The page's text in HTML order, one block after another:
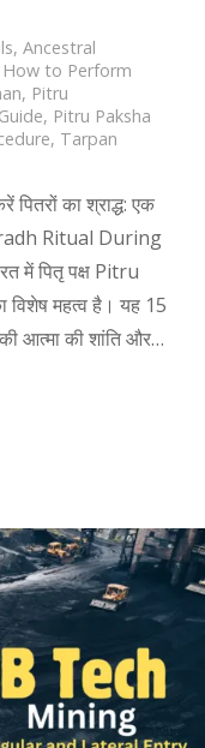
, Ancestral
How to Perform
, Pitru
, Pitru Paksha
, Tarpan
का श्राद्ध: एक
Ritual During
में पितृ पक्ष Pitru
विशेष महत्व है। यह 15
आत्मा की शांति और…